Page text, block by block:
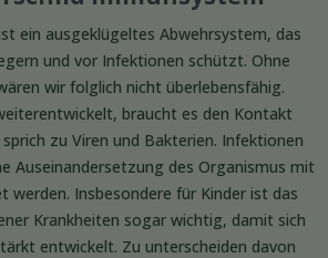
ein ausgeklügeltes Abwehrsystem, das
und vor Infektionen schützt. Ohne
wir folglich nicht überlebensfähig.
braucht es den Kontakt
zu Viren und Bakterien. Infektionen
Auseinandersetzung des Organismus mit
werden. Insbesondere für Kinder ist das
Krankheiten sogar wichtig, damit sich
entwickelt. Zu unterscheiden davon